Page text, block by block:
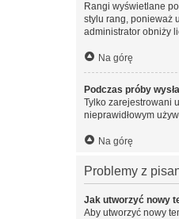
Rangi wyświetlane
stylu rang, ponieważ
administrator obniży
Na górę
Podczas próby
Tylko zarejestrowani
nieprawidłowym
Na górę
Problemy z
Jak utworzyć nowy
Aby utworzyć nowy